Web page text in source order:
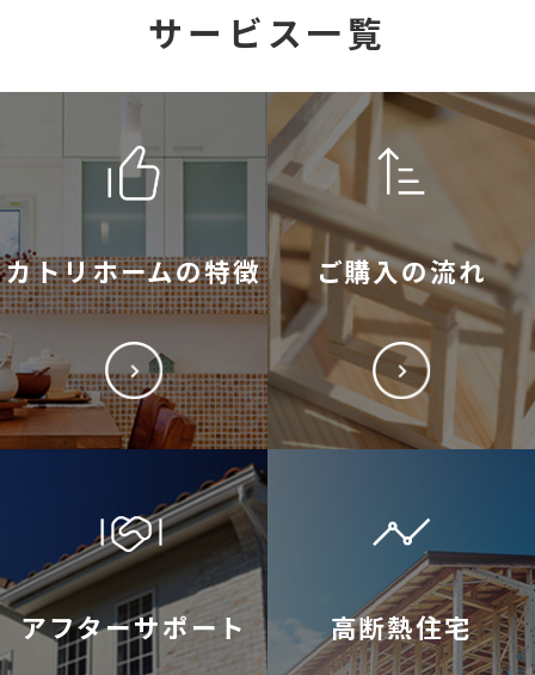
サービス一覧
カトリホームの特徴 ご購入の流れ
アフターサポート 高断熱住宅